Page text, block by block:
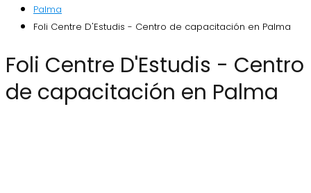
Palma
Foli Centre D'Estudis - Centro de capacitación en Palma
Foli Centre D'Estudis - Centro
de capacitación en Palma